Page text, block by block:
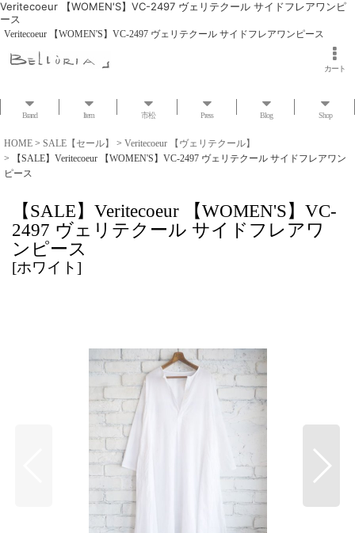
Veritecoeur 【WOMEN'S】VC-2497 ヴェリテクール サイドフレアワンピ
ース
Veritecoeur 【WOMEN'S】VC-2497 ヴェリテクール サイドフレアワンピース
カート
Brand Item 市松 Press Blog Shop
HOME > SALE【セール】 > Veritecoeur 【ヴェリテクール】
>
【SALE】Veritecoeur 【WOMEN'S】VC-2497 ヴェリテクール サイドフレアワン
ピース
【SALE】Veritecoeur 【WOMEN'S】VC-
2497 ヴェリテクール サイドフレアワ
ンピース
[ホワイト]